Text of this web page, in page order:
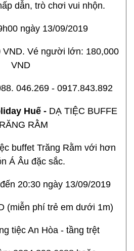
dẫn, trò chơi vui nhộn.
ngày 13/09/2019
VND. Vé người lớn: 180,000
VND
046.269 - 0917.843.892
Huế - DẠ TIỆC BUFFE
RẰM
buffet Trăng Rằm với hơn
Á Âu đặc sắc.
20:30 ngày 13/09/2019
(miễn phí trẻ em dưới 1m)
tiệc An Hòa - tầng trệt